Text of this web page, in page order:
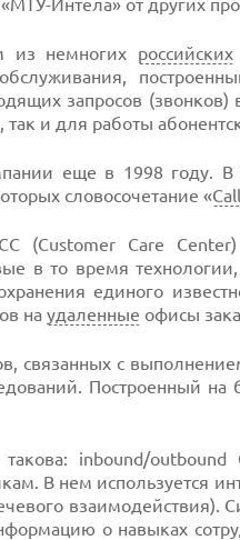
Интела» от других
из немногих российских
запросов (звонков)
так и для работы
еще в 1998 году. В
словосочетание «
(Customer Care
в то время технологии,
единого
на удаленные офисы
связанных с
Построенный на
inbound/
В нем используется
взаимодействия).
о навыках